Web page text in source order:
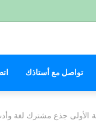
تواصل مع أستاذك
الأولى جذع مشترك لغة